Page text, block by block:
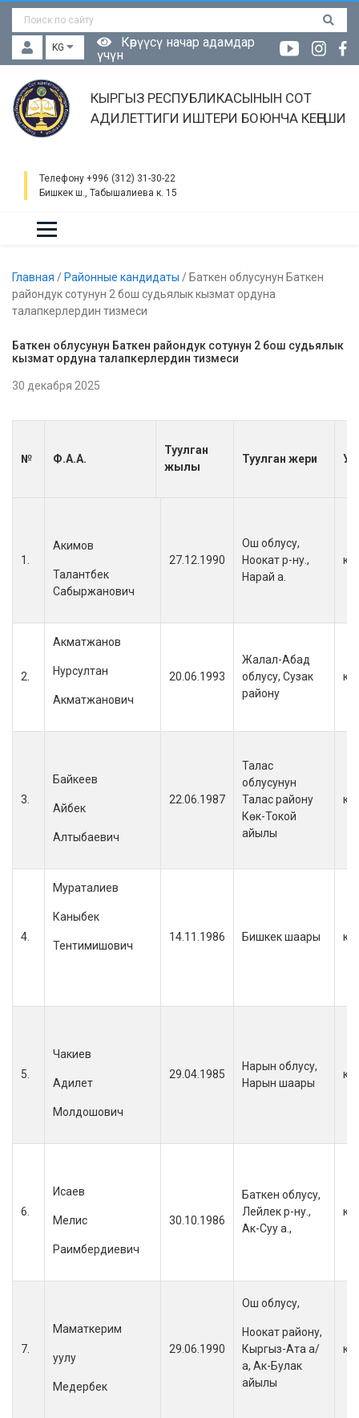
KG
Көрүүсү начар адамдар
үчүн
КЫРГЫЗ РЕСПУБЛИКАСЫНЫН СОТ
АДИЛЕТТИГИ ИШТЕРИ БОЮНЧА КЕҢЕШИ
Телефону +996 (312) 31-30-22
Бишкек ш., Табышалиева к. 15
Главная / Районные кандидаты / Баткен облусунун Баткен
райондук сотунун 2 бош судьялык кызмат ордуна
талапкерлердин тизмеси
Баткен облусунун Баткен райондук сотунун 2 бош судьялык
кызмат ордуна талапкерлердин тизмеси
30 декабря 2025
№ Ф.А.А.
Туулган
жылы
Туулган жери
1.
Акимов
Талантбек
Сабыржанович
27.12.1990
Ош облусу,
Ноокат р-ну.,
Нарай а.
2.
Акматжанов
Нурсултан
Акматжанович
20.06.1993
Жалал-Абад
облусу, Сузак
району
3.
Байкеев
Айбек
Алтыбаевич
22.06.1987
Талас
облусунун
Талас району
Көк-Токой
айылы
4.
Мураталиев
Каныбек
Тентимишович
14.11.1986 Бишкек шаары
5.
Чакиев
Адилет
Молдошович
29.04.1985
Нарын облусу,
Нарын шаары
6.
Исаев
Мелис
Раимбердиевич
30.10.1986
Баткен облусу,
Лейлек р-ну.,
Ак-Суу а.,
7.
Маматкерим
уулу
Медербек
29.06.1990
Ош облусу,
Ноокат району,
Кыргыз-Ата а/
а, Ак-Булак
айылы